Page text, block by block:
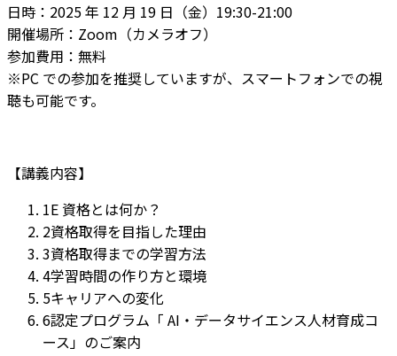
日時：2025 年 12 月 19 日（金）19:30-21:00
開催場所：Zoom（カメラオフ）
参加費用：無料
※PC での参加を推奨していますが、スマートフォンでの視
聴も可能です。
【講義内容】
1E 資格とは何か？
2資格取得を目指した理由
3資格取得までの学習方法
4学習時間の作り方と環境
5キャリアへの変化
6認定プログラム「 AI・データサイエンス人材育成コ
ース」のご案内